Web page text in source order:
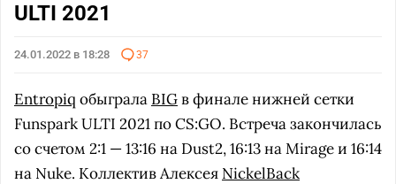
ULTI 2021
24.01.2022 в 18:28 37
Entropiq обыграла BIGв финале нижней сетки
Funspark ULTI 2021 по CS:GO. Встреча закончилась
со счетом 2:1 — 13:16 на Dust2, 16:13 на Mirage и 16:14
на Nuke. Коллектив Алексея NickelBack